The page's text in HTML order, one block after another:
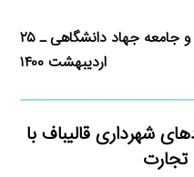
مرکز توانمندسازی حاکمیت و جامعه جهاد دانشگاهی ـ ۲۵
اردیبهشت ۱۴۰۰
شهرداری قالیباف با